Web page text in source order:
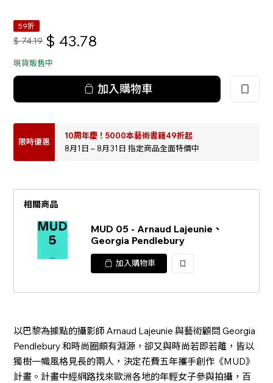
59折
$ 74.19 $ 43.78
現貨販售中
加入購物車
限時優惠
10周年慶！5000本藝術書籍49折起
8月1日 – 8月31日 指定商品全面特價中
相關商品
MUD 05 - Arnaud Lajeunie、
Georgia Pendlebury
加入購物車
加
以巴黎為據點的攝影師 Arnaud Lajeunie 與藝術顧問 Georgia
Pendlebury 和時尚圈頗有淵源，卻又與時尚若即若離，皆以
獨樹一幟風格見長的兩人，決定花費五年攜手創作《MUD》
計畫。計畫中經網路找來歐洲各地的年輕女子參與拍攝，百